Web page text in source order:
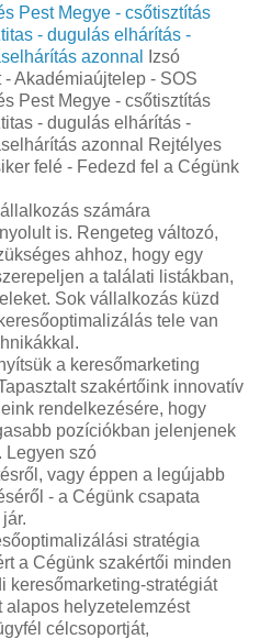
Pest Megye - csőtisztítás
- dugulás elhárítás -
azonnal
Izsó
Akadémiaújtelep - SOS
Pest Megye - csőtisztítás
- dugulás elhárítás -
azonnal Rejtélyes
felé - Fedezd fel a Cégünk
számára
is. Rengeteg változó,
ahhoz, hogy egy
a találati listákban,
Sok vállalkozás küzd
tele van
a keresőmarketing
szakértőink innovatív
rendelkezésére, hogy
pozíciókban jelenjenek
Legyen szó
vagy éppen a legújabb
- a Cégünk csapata
stratégia
a Cégünk szakértői minden
keresőmarketing-stratégiát
helyzetelemzést
célcsoportját,